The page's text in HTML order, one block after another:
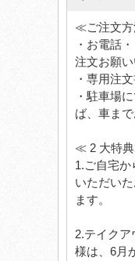
≪ご注文
・お電話
注文お願い
・専用注
・駐車場
ば、車まで
≪ 2 大特
1.ご自宅か
いただい
ます。
2.テイクア
様は、6月